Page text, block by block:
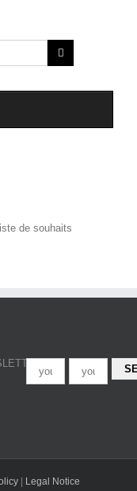
de souhaits
Legal Notice